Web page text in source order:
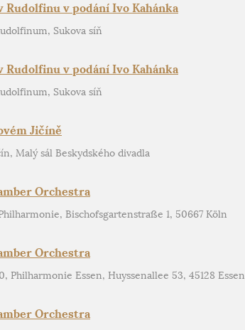
Rudolfinu v podání Ivo Kahánka
Sukova síň
Rudolfinu v podání Ivo Kahánka
Sukova síň
Jičíně
Malý sál Beskydského divadla
Orchestra
Bischofsgartenstraße 1, 50667 Köln
Orchestra
Philharmonie Essen, Huyssenallee 53, 45128 Essen
Orchestra